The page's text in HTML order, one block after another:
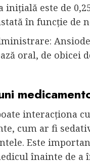
inițială este de
în funcție de
oral, de obicei
interacționa
cum ar fi
Este
înainte de a